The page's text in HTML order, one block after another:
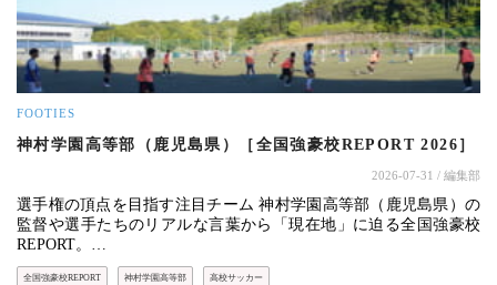
FOOTIES
神村学園高等部（鹿児島県）［全国強豪校REPORT 2026］
2026-07-31 / 編集部
選手権の頂点を目指す注目チーム 神村学園高等部（鹿児島県）の
監督や選手たちのリアルな言葉から「現在地」に迫る全国強豪校
REPORT。…
全国強豪校REPORT 神村学園高等部 高校サッカー